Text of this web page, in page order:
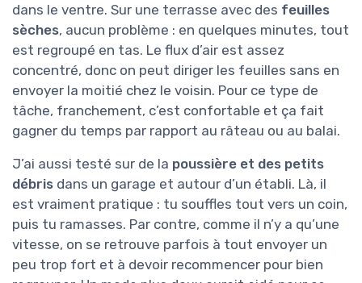
dans le ventre. Sur une terrasse avec des feuilles
sèches, aucun problème : en quelques minutes, tout
est regroupé en tas. Le flux d’air est assez
concentré, donc on peut diriger les feuilles sans en
envoyer la moitié chez le voisin. Pour ce type de
tâche, franchement, c’est confortable et ça fait
gagner du temps par rapport au râteau ou au balai.
J’ai aussi testé sur de la poussière et des petits
débris dans un garage et autour d’un établi. Là, il
est vraiment pratique : tu souffles tout vers un coin,
puis tu ramasses. Par contre, comme il n’y a qu’une
vitesse, on se retrouve parfois à tout envoyer un
peu trop fort et à devoir recommencer pour bien